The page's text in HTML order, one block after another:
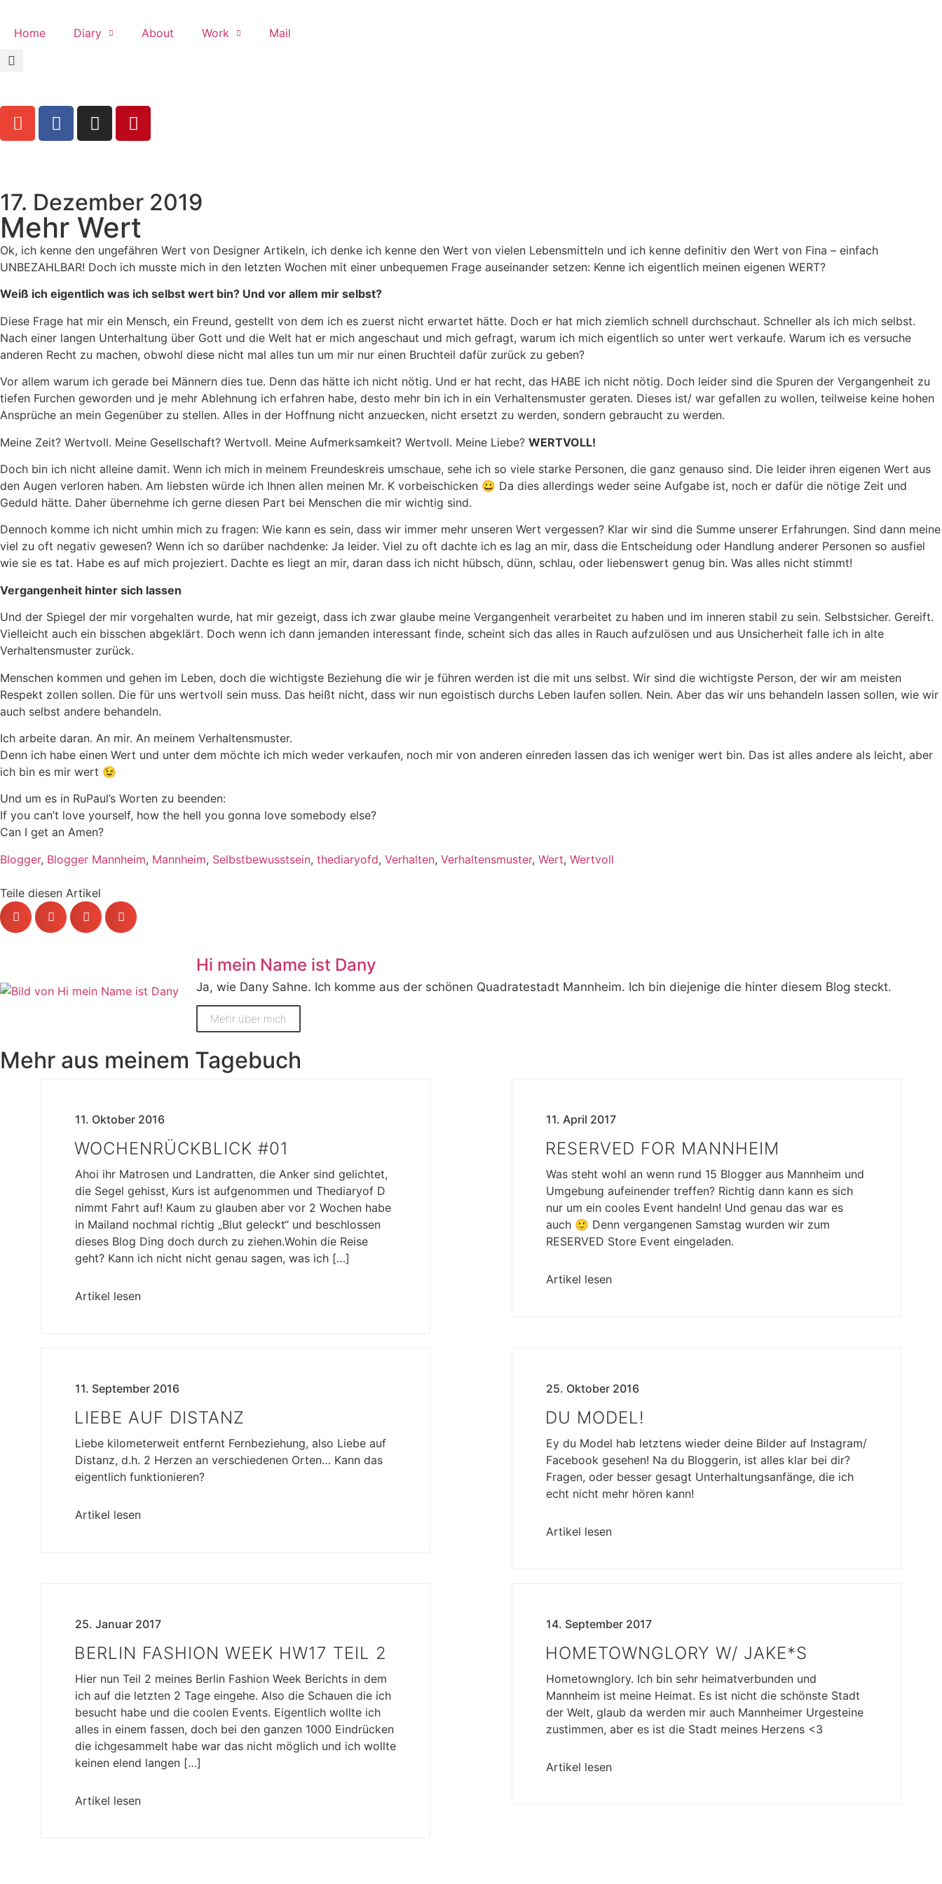
Home Diary About Work Mail
17. Dezember 2019
Mehr Wert
Ok, ich kenne den ungefähren Wert von Designer Artikeln, ich denke ich kenne den Wert von vielen Lebensmitteln und ich kenne definitiv den Wert von Fina – einfach
UNBEZAHLBAR! Doch ich musste mich in den letzten Wochen mit einer unbequemen Frage auseinander setzen: Kenne ich eigentlich meinen eigenen WERT?
Weiß ich eigentlich was ich selbst wert bin? Und vor allem mir selbst?
Diese Frage hat mir ein Mensch, ein Freund, gestellt von dem ich es zuerst nicht erwartet hätte. Doch er hat mich ziemlich schnell durchschaut. Schneller als ich mich selbst.
Nach einer langen Unterhaltung über Gott und die Welt hat er mich angeschaut und mich gefragt, warum ich mich eigentlich so unter wert verkaufe. Warum ich es versuche
anderen Recht zu machen, obwohl diese nicht mal alles tun um mir nur einen Bruchteil dafür zurück zu geben?
Vor allem warum ich gerade bei Männern dies tue. Denn das hätte ich nicht nötig. Und er hat recht, das HABE ich nicht nötig. Doch leider sind die Spuren der Vergangenheit zu
tiefen Furchen geworden und je mehr Ablehnung ich erfahren habe, desto mehr bin ich in ein Verhaltensmuster geraten. Dieses ist/ war gefallen zu wollen, teilweise keine hohen
Ansprüche an mein Gegenüber zu stellen. Alles in der Hoffnung nicht anzuecken, nicht ersetzt zu werden, sondern gebraucht zu werden.
Meine Zeit? Wertvoll. Meine Gesellschaft? Wertvoll. Meine Aufmerksamkeit? Wertvoll. Meine Liebe? WERTVOLL!
Doch bin ich nicht alleine damit. Wenn ich mich in meinem Freundeskreis umschaue, sehe ich so viele starke Personen, die ganz genauso sind. Die leider ihren eigenen Wert aus
den Augen verloren haben. Am liebsten würde ich Ihnen allen meinen Mr. K vorbeischicken 😀 Da dies allerdings weder seine Aufgabe ist, noch er dafür die nötige Zeit und
Geduld hätte. Daher übernehme ich gerne diesen Part bei Menschen die mir wichtig sind.
Dennoch komme ich nicht umhin mich zu fragen: Wie kann es sein, dass wir immer mehr unseren Wert vergessen? Klar wir sind die Summe unserer Erfahrungen. Sind dann meine
viel zu oft negativ gewesen? Wenn ich so darüber nachdenke: Ja leider. Viel zu oft dachte ich es lag an mir, dass die Entscheidung oder Handlung anderer Personen so ausfiel
wie sie es tat. Habe es auf mich projeziert. Dachte es liegt an mir, daran dass ich nicht hübsch, dünn, schlau, oder liebenswert genug bin. Was alles nicht stimmt!
Vergangenheit hinter sich lassen
Und der Spiegel der mir vorgehalten wurde, hat mir gezeigt, dass ich zwar glaube meine Vergangenheit verarbeitet zu haben und im inneren stabil zu sein. Selbstsicher. Gereift.
Vielleicht auch ein bisschen abgeklärt. Doch wenn ich dann jemanden interessant finde, scheint sich das alles in Rauch aufzulösen und aus Unsicherheit falle ich in alte
Verhaltensmuster zurück.
Menschen kommen und gehen im Leben, doch die wichtigste Beziehung die wir je führen werden ist die mit uns selbst. Wir sind die wichtigste Person, der wir am meisten
Respekt zollen sollen. Die für uns wertvoll sein muss. Das heißt nicht, dass wir nun egoistisch durchs Leben laufen sollen. Nein. Aber das wir uns behandeln lassen sollen, wie wir
auch selbst andere behandeln.
Ich arbeite daran. An mir. An meinem Verhaltensmuster.
Denn ich habe einen Wert und unter dem möchte ich mich weder verkaufen, noch mir von anderen einreden lassen das ich weniger wert bin. Das ist alles andere als leicht, aber
ich bin es mir wert 😉
Und um es in RuPaul’s Worten zu beenden:
If you can’t love yourself, how the hell you gonna love somebody else?
Can I get an Amen?
Blogger, Blogger Mannheim, Mannheim, Selbstbewusstsein, thediaryofd, Verhalten, Verhaltensmuster, Wert, Wertvoll
Teile diesen Artikel
Hi mein Name ist Dany
Ja, wie Dany Sahne. Ich komme aus der schönen Quadratestadt Mannheim. Ich bin diejenige die hinter diesem Blog steckt.
Mehr über mich
Mehr aus meinem Tagebuch
11. Oktober 2016
WOCHENRÜCKBLICK #01
Ahoi ihr Matrosen und Landratten, die Anker sind gelichtet,
die Segel gehisst, Kurs ist aufgenommen und Thediaryof D
nimmt Fahrt auf! Kaum zu glauben aber vor 2 Wochen habe
in Mailand nochmal richtig „Blut geleckt“ und beschlossen
dieses Blog Ding doch durch zu ziehen.Wohin die Reise
geht? Kann ich nicht nicht genau sagen, was ich […]
Artikel lesen
11. April 2017
RESERVED FOR MANNHEIM
Was steht wohl an wenn rund 15 Blogger aus Mannheim und
Umgebung aufeinender treffen? Richtig dann kann es sich
nur um ein cooles Event handeln! Und genau das war es
auch 🙂 Denn vergangenen Samstag wurden wir zum
RESERVED Store Event eingeladen.
Artikel lesen
11. September 2016
LIEBE AUF DISTANZ
Liebe kilometerweit entfernt Fernbeziehung, also Liebe auf
Distanz, d.h. 2 Herzen an verschiedenen Orten… Kann das
eigentlich funktionieren?
Artikel lesen
25. Oktober 2016
DU MODEL!
Ey du Model hab letztens wieder deine Bilder auf Instagram/
Facebook gesehen! Na du Bloggerin, ist alles klar bei dir?
Fragen, oder besser gesagt Unterhaltungsanfänge, die ich
echt nicht mehr hören kann!
Artikel lesen
25. Januar 2017
BERLIN FASHION WEEK HW17 TEIL 2
Hier nun Teil 2 meines Berlin Fashion Week Berichts in dem
ich auf die letzten 2 Tage eingehe. Also die Schauen die ich
besucht habe und die coolen Events. Eigentlich wollte ich
alles in einem fassen, doch bei den ganzen 1000 Eindrücken
die ichgesammelt habe war das nicht möglich und ich wollte
keinen elend langen […]
Artikel lesen
14. September 2017
HOMETOWNGLORY W/ JAKE*S
Hometownglory. Ich bin sehr heimatverbunden und
Mannheim ist meine Heimat. Es ist nicht die schönste Stadt
der Welt, glaub da werden mir auch Mannheimer Urgesteine
zustimmen, aber es ist die Stadt meines Herzens <3
Artikel lesen